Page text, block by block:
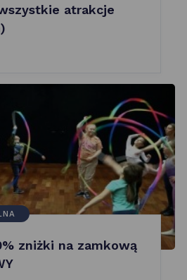
atrakcje
zniżki na zamkową